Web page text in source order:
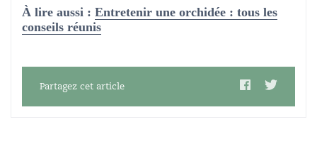
À lire aussi : Entretenir une orchidée : tous les
conseils réunis
Partagez cet article